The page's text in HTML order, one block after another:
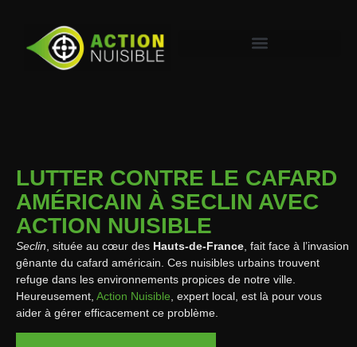
LUTTER CONTRE LE CAFARD
AMÉRICAIN À SECLIN AVEC
ACTION NUISIBLE
Seclin , située au cœur des Hauts-de-France , fait face à l’invasion
gênante du cafard américain. Ces nuisibles urbains trouvent
refuge dans les environnements propices de notre ville.
Heureusement, Action Nuisible , expert local, est là pour vous
aider à gérer efficacement ce problème.